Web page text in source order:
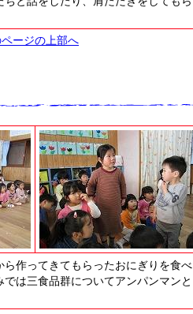
ページの上部へ
作ってきてもらったおにぎりを食べ
は三食品群についてアンパンマンと